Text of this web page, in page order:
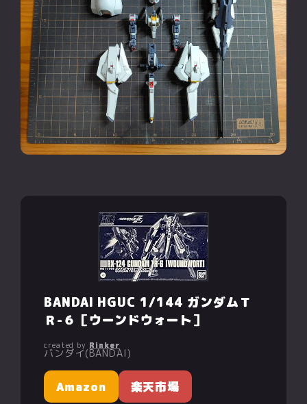
BANDAI HGUC 1/144 ガンダムＴ
Ｒ-６［ウーンドウォート］
created by Rinker
バンダイ(BANDAI)
Amazon 楽天市場